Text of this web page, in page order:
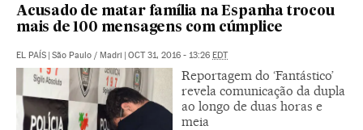
Acusado de matar família na Espanha trocou
mais de 100 mensagens com cúmplice
EL PAÍS | São Paulo / Madri | OCT 31, 2016 - 13:26 EDT
Reportagem do ‘Fantástico’
revela comunicação da dupla
ao longo de duas horas e
meia